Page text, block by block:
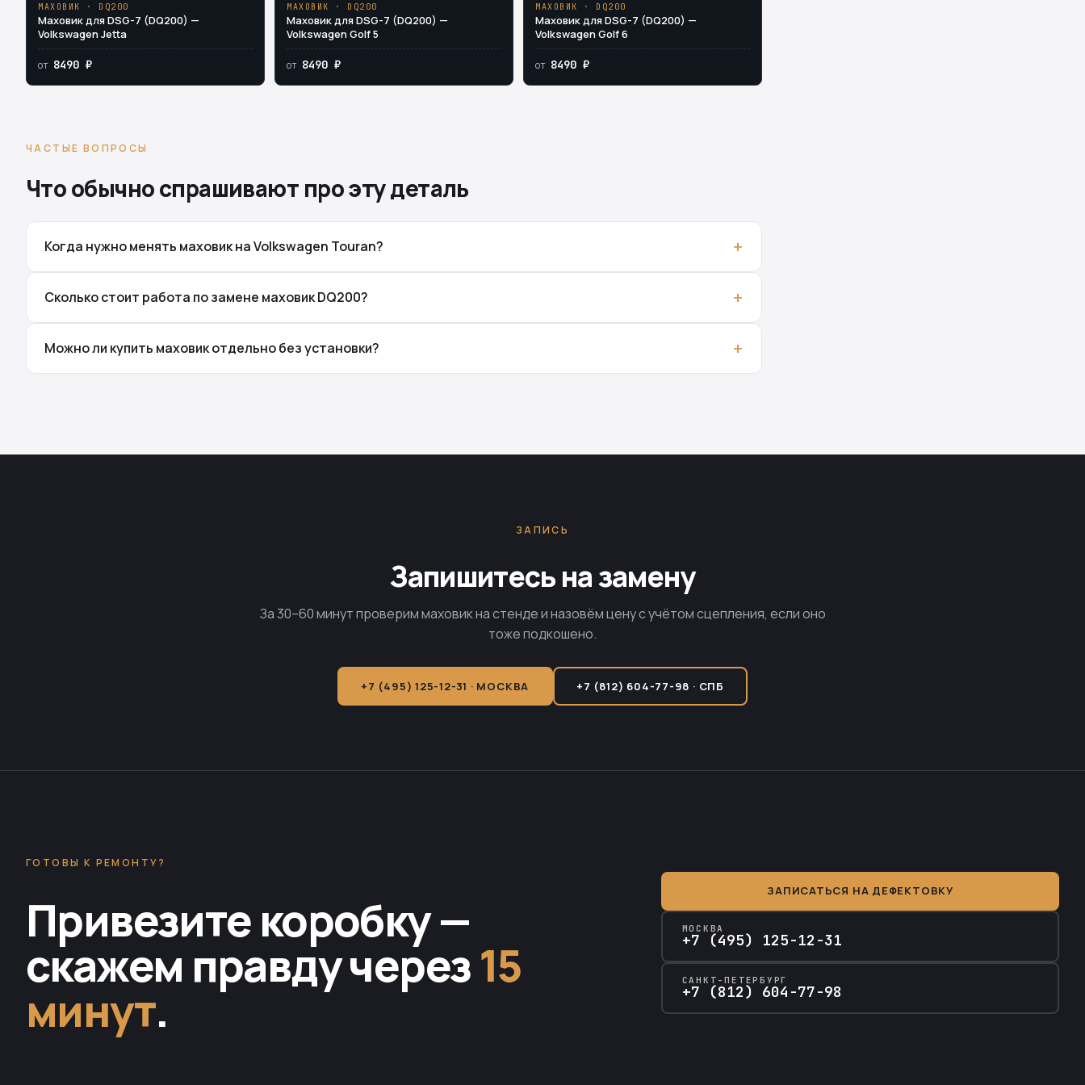
МАХОВИК · DQ200
Маховик для DSG-7 (DQ200) —
Volkswagen Jetta
от 8490 ₽
МАХОВИК · DQ200
Маховик для DSG-7 (DQ200) —
Volkswagen Golf 5
от 8490 ₽
МАХОВИК · DQ200
Маховик для DSG-7 (DQ200) —
Volkswagen Golf 6
от 8490 ₽
ЧАСТЫЕ ВОПРОСЫ
Что обычно спрашивают про эту деталь
Когда нужно менять маховик на Volkswagen Touran?
Сколько стоит работа по замене маховик DQ200?
Можно ли купить маховик отдельно без установки?
ЗАПИСЬ
Запишитесь на замену
За 30–60 минут проверим маховик на стенде и назовём цену с учётом сцепления, если оно
тоже подкошено.
+7 (495) 125-12-31 · МОСКВА +7 (812) 604-77-98 · СПБ
ГОТОВЫ К РЕМОНТУ?
Привезите коробку —
скажем правду через15
минут.
ЗАПИСАТЬСЯ НА ДЕФЕКТОВКУ
МОСКВА
+7 (495) 125-12-31
САНКТ-ПЕТЕРБУРГ
+7 (812) 604-77-98